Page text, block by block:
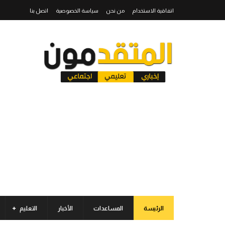
اتفاقية الاستخدام من نحن سياسة الخصوصية اتصل بنا
الرئيسة المساعدات الأخبار التعليم